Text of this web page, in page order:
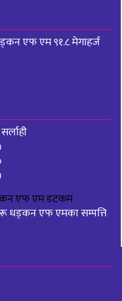
एफ एम ९१.८ मेगाहर्ज
एफ एम डटकम
धड्कन एफ एमका सम्पत्ति